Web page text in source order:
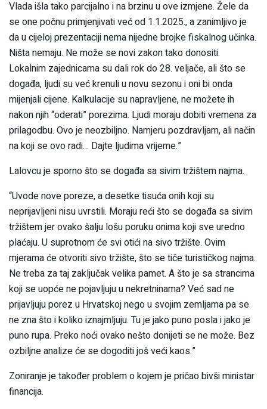
Vlada išla tako parcijalno i na brzinu u ove izmjene. Žele da
se one počnu primjenjivati već od 1.1.2025., a zanimljivo je
da u cijeloj prezentaciji nema nijedne brojke fiskalnog učinka.
Ništa nemaju. Ne može se novi zakon tako donositi.
Lokalnim zajednicama su dali rok do 28. veljače, ali što se
događa, ljudi su već krenuli u novu sezonu i oni bi onda
mijenjali cijene. Kalkulacije su napravljene, ne možete ih
nakon njih “oderati” porezima. Ljudi moraju dobiti vremena za
prilagodbu. Ovo je neozbiljno. Namjeru pozdravljam, ali način
na koji se ovo radi… Dajte ljudima vrijeme.”
Lalovcu je sporno što se događa sa sivim tržištem najma.
“Uvode nove poreze, a desetke tisuća onih koji su
neprijavljeni nisu uvrstili. Moraju reći što se događa sa sivim
tržištem jer ovako šalju lošu poruku onima koji sve uredno
plaćaju. U suprotnom će svi otići na sivo tržište. Ovim
mjerama će otvoriti sivo tržište, što se tiče turističkog najma.
Ne treba za taj zaključak velika pamet. A što je sa strancima
koji se uopće ne pojavljuju u nekretninama? Već sad ne
prijavljuju porez u Hrvatskoj nego u svojim zemljama pa se
ne zna što i koliko iznajmljuju. Tu je jako puno posla i jako je
puno rupa. Preko noći ovako nešto donijeti se ne može. Bez
ozbiljne analize će se dogoditi još veći kaos.”
Zoniranje je također problem o kojem je pričao bivši ministar
financija.